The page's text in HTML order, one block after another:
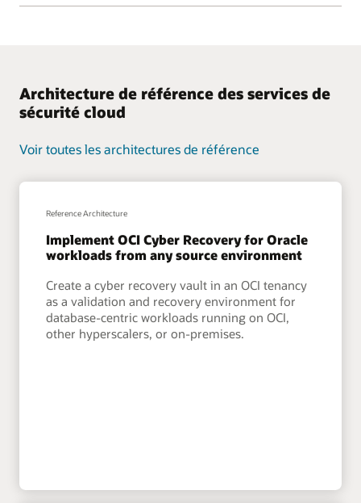
Architecture de référence des services de
sécurité cloud
Voir toutes les architectures de référence
Reference Architecture
Implement OCI Cyber Recovery for Oracle
workloads from any source environment
Create a cyber recovery vault in an OCI tenancy
as a validation and recovery environment for
database-centric workloads running on OCI,
other hyperscalers, or on-premises.